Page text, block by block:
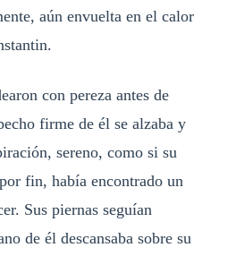
aún envuelta en el calor
con pereza antes de
firme de él se alzaba y
sereno, como si su
fin, había encontrado un
Sus piernas seguían
de él descansaba sobre su